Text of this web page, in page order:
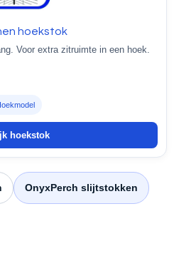
hoekstok
Voor extra zitruimte in een hoek.
hoekstok
OnyxPerch slijtstokken